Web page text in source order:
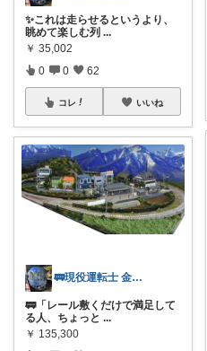
✨これは走らせるというより、
眺めて楽しむ列 ...
￥ 35,002
0 0 62
コレ いいね
🚃現役運転士 金魚🐠
🚃「レール敷くだけで満足して
る人、ちょっと ...
￥ 135,300